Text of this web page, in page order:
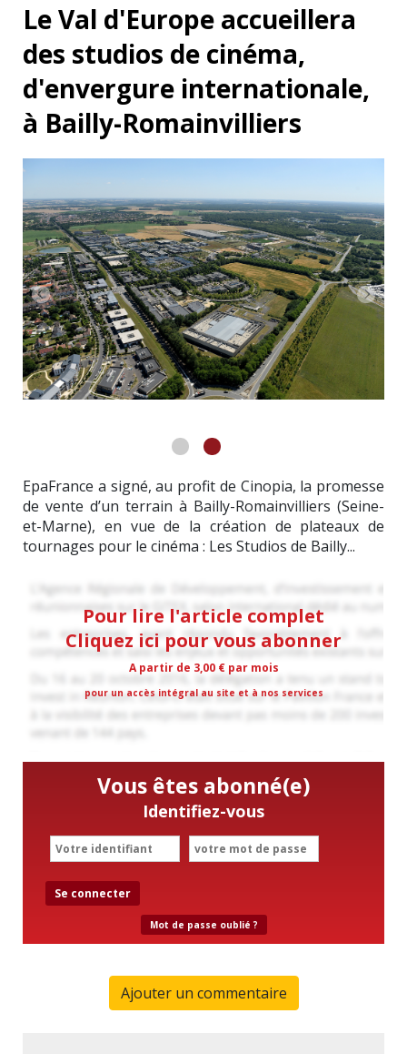
Le Val d'Europe accueillera
des studios de cinéma,
d'envergure internationale,
à Bailly-Romainvilliers
EpaFrance a signé, au profit de Cinopia, la promesse
de vente d’un terrain à Bailly-Romainvilliers (Seine-
et-Marne), en vue de la création de plateaux de
tournages pour le cinéma : Les Studios de Bailly...
Pour lire l'article complet
Cliquez ici pour vous abonner
A partir de 3,00 € par mois
pour un accès intégral au site et à nos services
Vous êtes abonné(e)
Identifiez-vous
Se connecter
Mot de passe oublié ?
Ajouter un commentaire